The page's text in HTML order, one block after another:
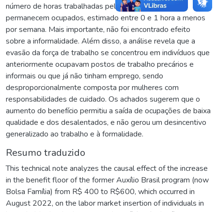
número de horas trabalhadas pelos beneficiários que
permanecem ocupados, estimado entre 0 e 1 hora a menos
por semana. Mais importante, não foi encontrado efeito
sobre a informalidade. Além disso, a análise revela que a
evasão da força de trabalho se concentrou em indivíduos que
anteriormente ocupavam postos de trabalho precários e
informais ou que já não tinham emprego, sendo
desproporcionalmente composta por mulheres com
responsabilidades de cuidado. Os achados sugerem que o
aumento do benefício permitiu a saída de ocupações de baixa
qualidade e dos desalentados, e não gerou um desincentivo
generalizado ao trabalho e à formalidade.
Resumo traduzido
This technical note analyzes the causal effect of the increase
in the benefit floor of the former Auxílio Brasil program (now
Bolsa Família) from R$ 400 to R$600, which occurred in
August 2022, on the labor market insertion of individuals in